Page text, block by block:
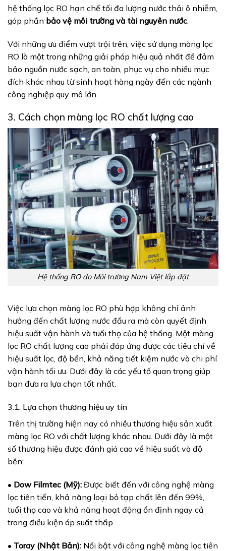
hệ thống lọc RO hạn chế tối đa lượng nước thải ô nhiễm,
góp phần bảo vệ môi trường và tài nguyên nước
Với những ưu điểm vượt trội trên, việc sử dụng màng lọc
RO là một trong những giải pháp hiệu quả nhất để đảm
bảo nguồn nước sạch, an toàn, phục vụ cho nhiều mục
đích khác nhau từ sinh hoạt hàng ngày đến các ngành
công nghiệp quy mô lớn.
3. Cách chọn màng lọc RO chất lượng cao
Hệ thống RO do Môi trường Nam Việt lắp đặt
Việc lựa chọn màng lọc RO phù hợp không chỉ ảnh
hưởng đến chất lượng nước đầu ra mà còn quyết định
hiệu suất vận hành và tuổi thọ của hệ thống. Một màng
lọc RO chất lượng cao phải đáp ứng được các tiêu chí về
hiệu suất lọc, độ bền, khả năng tiết kiệm nước và chi phí
vận hành tối ưu. Dưới đây là các yếu tố quan trọng giúp
bạn đưa ra lựa chọn tốt nhất.
3.1. Lựa chọn thương hiệu uy tín
Trên thị trường hiện nay có nhiều thương hiệu sản xuất
màng lọc RO với chất lượng khác nhau. Dưới đây là một
số thương hiệu được đánh giá cao về hiệu suất và độ
bền:
• Dow Filmtec (Mỹ): Được biết đến với công nghệ màng
lọc tiên tiến, khả năng loại bỏ tạp chất lên đến 99%,
tuổi thọ cao và khả năng hoạt động ổn định ngay cả
trong điều kiện áp suất thấp.
• Toray (Nhật Bản): Nổi bật với công nghệ màng lọc tiên